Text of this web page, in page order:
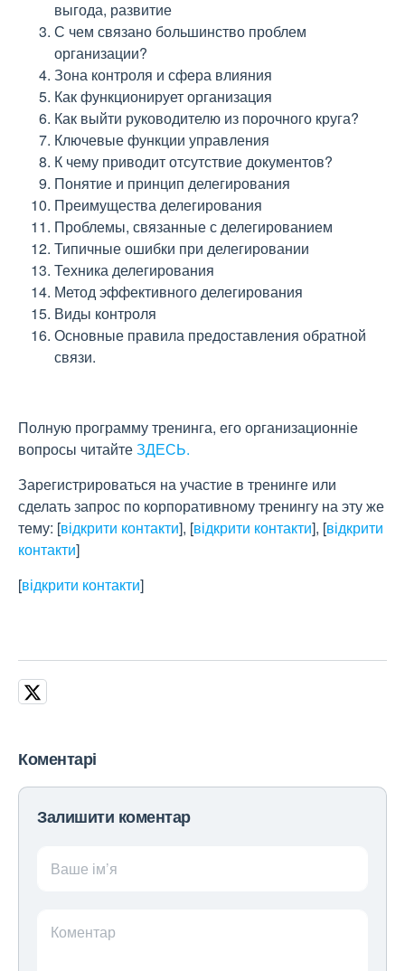
выгода, развитие
С чем связано большинство проблем
организации?
Зона контроля и сфера влияния
Как функционирует организация
Как выйти руководителю из порочного круга?
Ключевые функции управления
К чему приводит отсутствие документов?
Понятие и принцип делегирования
Преимущества делегирования
Проблемы, связанные с делегированием
Типичные ошибки при делегировании
Техника делегирования
Метод эффективного делегирования
Виды контроля
Основные правила предоставления обратной
связи.
Полную программу тренинга, его организационніе
вопросы читайтеЗДЕСЬ.
Зарегистрироваться на участие в тренинге или
сделать запрос по корпоративному тренингу на эту же
тему: [відкрити контакти], [відкрити контакти], [відкрити
контакти]
[відкрити контакти]
Коментарі
Залишити коментар
Ваше ім’я
Коментар